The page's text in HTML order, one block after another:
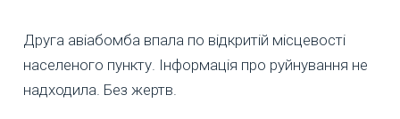
Друга авіабомба впала по відкритій місцевості
населеного пункту. Інформація про руйнування не
надходила. Без жертв.